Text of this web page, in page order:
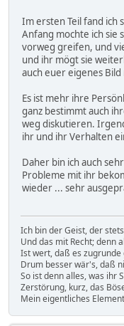
Im ersten Teil fand ich
Anfang mochte ich sie
vorweg greifen, und
und ihr mögt sie
auch euer eigenes
Es ist mehr ihre
ganz bestimmt auch
weg diskutieren.
ihr und ihr Verhalten
Daher bin ich auch
Probleme mit ihr
wieder ... sehr
Ich bin der Geist, der
Und das mit Recht; denn
Ist wert, daß es zugrunde
Drum besser wär's, daß
So ist denn alles, was ihr
Zerstörung, kurz, das
Mein eigentliches